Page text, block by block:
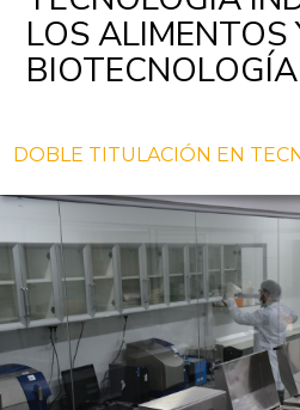
LOS ALIMENTOS
BIOTECNOLOGÍA
DOBLE TITULACIÓN EN